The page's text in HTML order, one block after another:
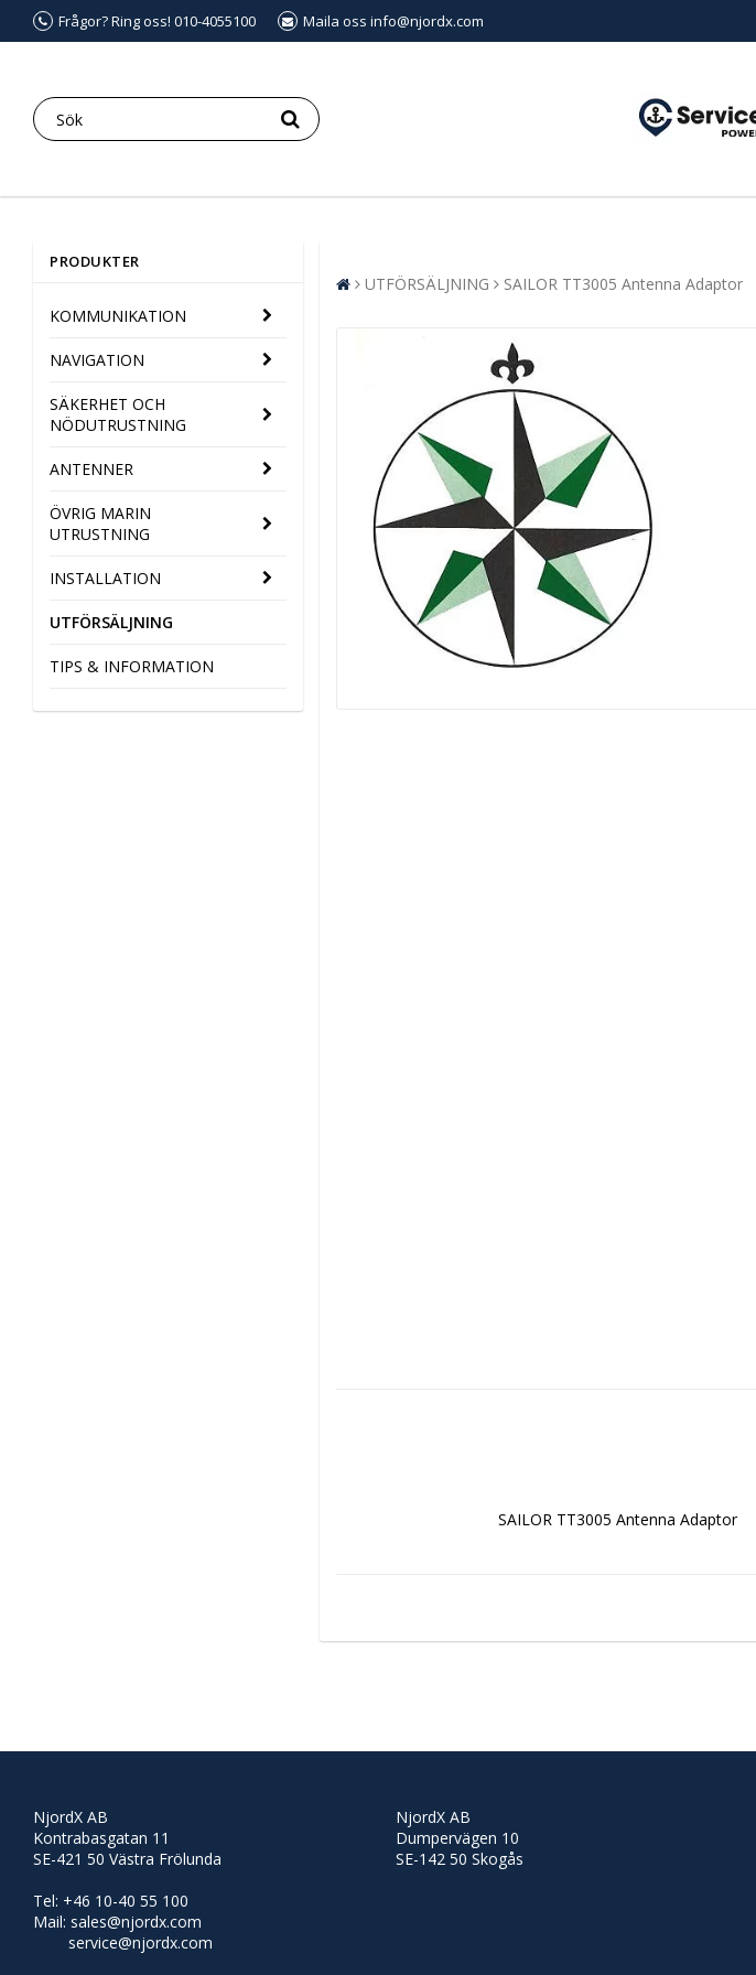
Frågor? Ring oss! 010-4055100 Maila oss info@njordx.com
PRODUKTER
KOMMUNIKATION
NAVIGATION
SÄKERHET OCH
NÖDUTRUSTNING
ANTENNER
ÖVRIG MARIN
UTRUSTNING
INSTALLATION
UTFÖRSÄLJNING
TIPS & INFORMATION
UTFÖRSÄLJNING SAILOR TT3005 Antenna Adaptor
SAILOR TT3005 Antenna Adaptor
NjordX AB
Kontrabasgatan 11
SE-421 50 Västra Frölunda
Tel: +46 10-40 55 100
Mail: sales@njordx.com
service@njordx.com
NjordX AB
Dumpervägen 10
SE-142 50 Skogås